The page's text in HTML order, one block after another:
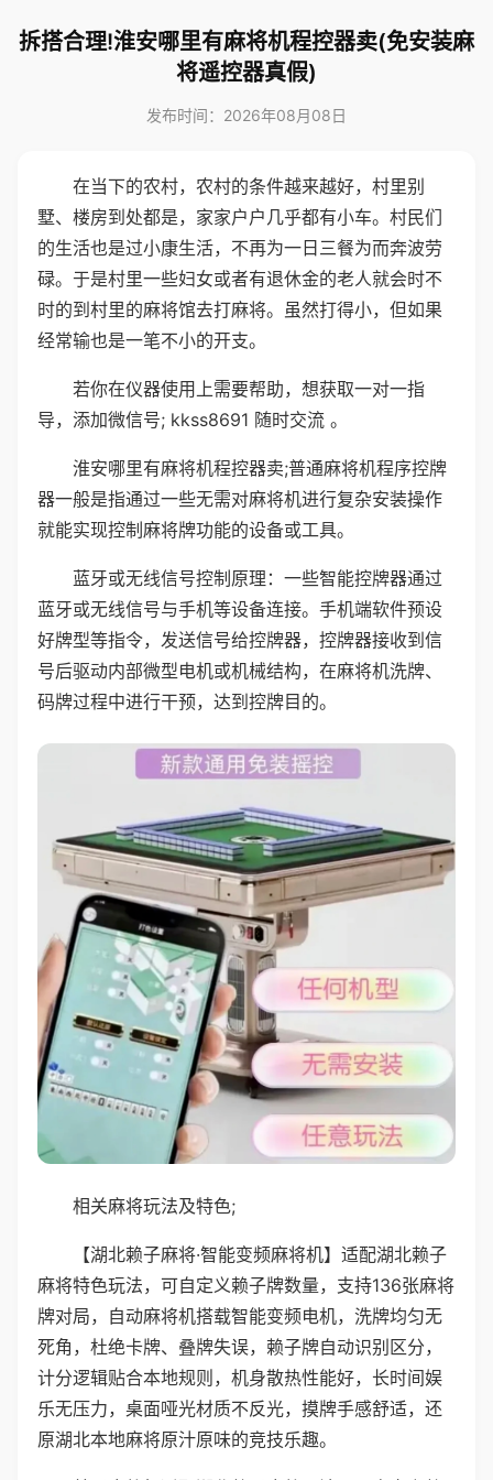
拆搭合理!淮安哪里有麻将机程控器卖(免安装麻
将遥控器真假)
发布时间：2026年08月08日
在当下的农村，农村的条件越来越好，村里别
墅、楼房到处都是，家家户户几乎都有小车。村民们
的生活也是过小康生活，不再为一日三餐为而奔波劳
碌。于是村里一些妇女或者有退休金的老人就会时不
时的到村里的麻将馆去打麻将。虽然打得小，但如果
经常输也是一笔不小的开支。
若你在仪器使用上需要帮助，想获取一对一指
导，添加微信号; kkss8691 随时交流 。
淮安哪里有麻将机程控器卖;普通麻将机程序控牌
器一般是指通过一些无需对麻将机进行复杂安装操作
就能实现控制麻将牌功能的设备或工具。
蓝牙或无线信号控制原理：一些智能控牌器通过
蓝牙或无线信号与手机等设备连接。手机端软件预设
好牌型等指令，发送信号给控牌器，控牌器接收到信
号后驱动内部微型电机或机械结构，在麻将机洗牌、
码牌过程中进行干预，达到控牌目的。
相关麻将玩法及特色;
【湖北赖子麻将·智能变频麻将机】适配湖北赖子
麻将特色玩法，可自定义赖子牌数量，支持136张麻将
牌对局，自动麻将机搭载智能变频电机，洗牌均匀无
死角，杜绝卡牌、叠牌失误，赖子牌自动识别区分，
计分逻辑贴合本地规则，机身散热性能好，长时间娱
乐无压力，桌面哑光材质不反光，摸牌手感舒适，还
原湖北本地麻将原汁原味的竞技乐趣。